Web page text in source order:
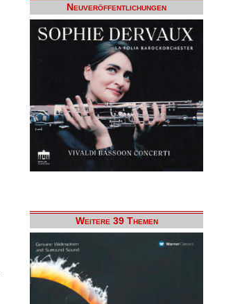
Neuveröffentlichungen
Weitere 39 Themen